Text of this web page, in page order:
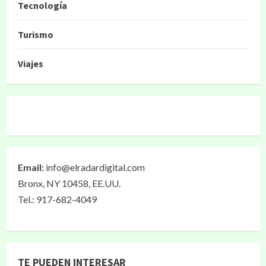
Tecnología
Turismo
Viajes
Email: info@elradardigital.com
Bronx, NY 10458, EE.UU.
Tel.: 917-682-4049
TE PUEDEN INTERESAR